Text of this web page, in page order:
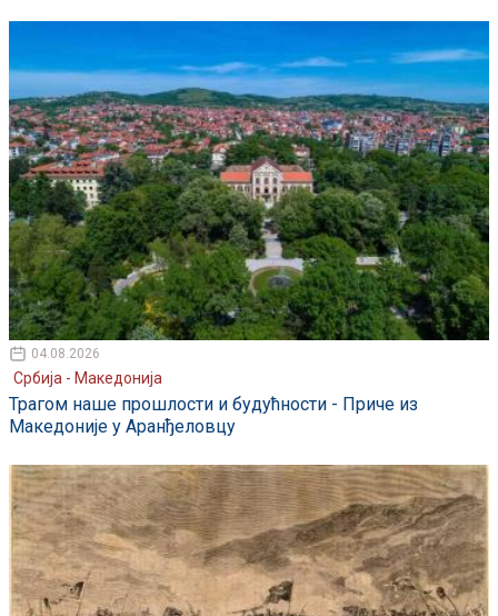
04.08.2026
Србија - Македонија
Трагом наше прошлости и будућности - Приче из
Македоније у Аранђеловцу